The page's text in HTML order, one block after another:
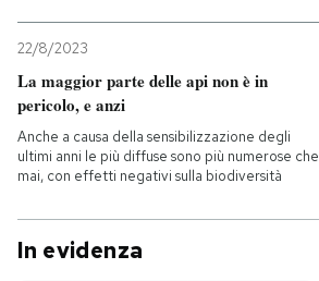
22/8/2023
La maggior parte delle api non è in
pericolo, e anzi
Anche a causa della sensibilizzazione degli
ultimi anni le più diffuse sono più numerose che
mai, con effetti negativi sulla biodiversità
In evidenza